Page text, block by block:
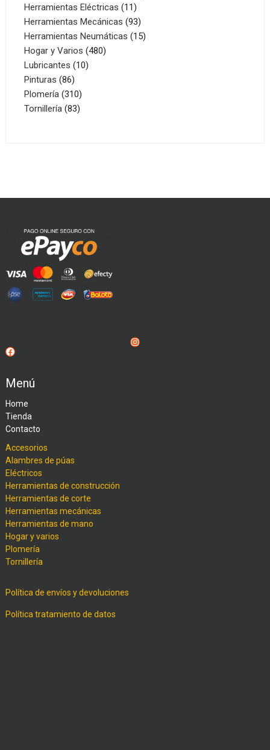
Herramientas Eléctricas 1111
productos
Herramientas Mecánicas 9393
productos
Herramientas Neumáticas 1515
Hogar y Varios 480480
Lubricantes 1010
Pinturas 8686
productos
Plomería 310310
productos
Tornillería 8383
Instagram
Facebook
Menú
Home
Tienda
Contacto
Accesorios
Alambres de púas
Eléctricos
Herramientas de construcción
Herramientas de corte
Herramientas mecánicas
Herramientas de mano
Hogar y varios
Plomería
Tornillería
Política de envíos y devoluciones
Política tratamiento de datos